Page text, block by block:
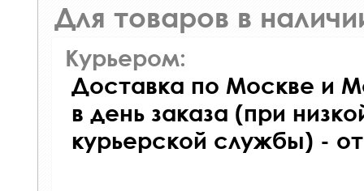
Для товаров в
Курьером:
Доставка по Москве и
в день заказа (при
курьерской службы) -